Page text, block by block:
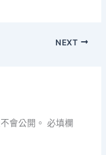
NEXT
會公開。 必填欄